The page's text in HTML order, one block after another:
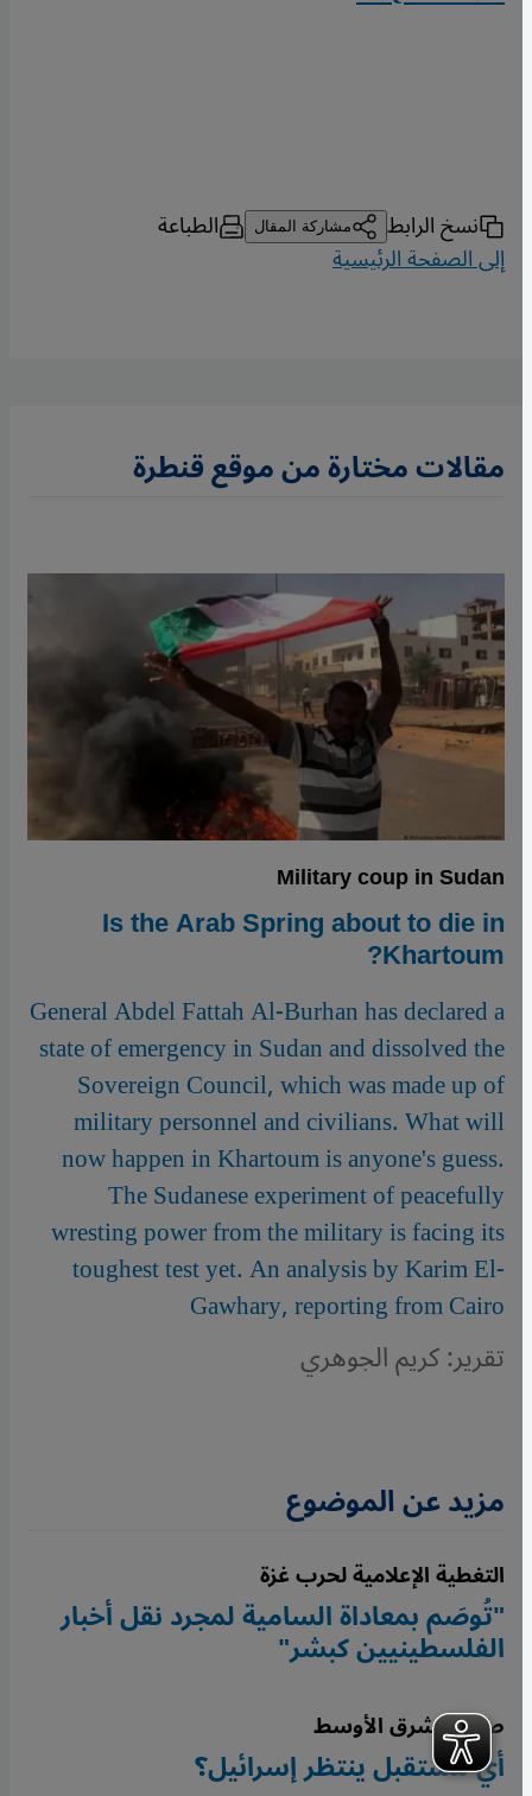
نسخ الرابط مشاركة المقال الطباعة
إلى الصفحة الرئيسية
مقالات مختارة من موقع قنطرة
Military coup in Sudan
Is the Arab Spring about to die in
Khartoum?
General Abdel Fattah Al-Burhan has declared a
state of emergency in Sudan and dissolved the
Sovereign Council, which was made up of
military personnel and civilians. What will
now happen in Khartoum is anyone's guess.
The Sudanese experiment of peacefully
wresting power from the military is facing its
toughest test yet. An analysis by Karim El-
Gawhary, reporting from Cairo
تقرير: كريم الجوهري
مزيد عن الموضوع
التغطية الإعلامية لحرب غزة
"تُوصَم بمعاداة السامية لمجرد نقل أخبار
الفلسطينيين كبشر"
صراع الشرق الأوسط
أيّ مستقبل ينتظر إسرائيل؟